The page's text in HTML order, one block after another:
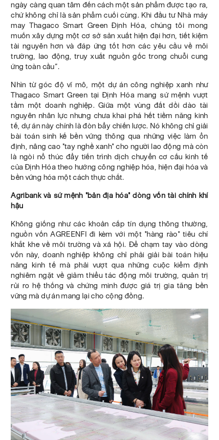
ngày càng quan tâm đến cách một sản phẩm được tạo ra,
chứ không chỉ là sản phẩm cuối cùng. Khi đầu tư Nhà máy
may Thagaco Smart Green Định Hóa, chúng tôi mong
muốn xây dựng một cơ sở sản xuất hiện đại hơn, tiết kiệm
tài nguyên hơn và đáp ứng tốt hơn các yêu cầu về môi
trường, lao động, truy xuất nguồn gốc trong chuỗi cung
ứng toàn cầu”.
Nhìn từ góc độ vĩ mô, một dự án công nghiệp xanh như
Thagaco Smart Green tại Định Hóa mang sứ mệnh vượt
tầm một doanh nghiệp. Giữa một vùng đất dồi dào tài
nguyên nhân lực nhưng chưa khai phá hết tiềm năng kinh
tế, dự án này chính là đòn bẩy chiến lược. Nó không chỉ giải
bài toán sinh kế bền vững thông qua những việc làm ổn
định, nâng cao "tay nghề xanh" cho người lao động mà còn
là ngòi nổ thúc đẩy tiến trình dịch chuyển cơ cấu kinh tế
của Định Hóa theo hướng công nghiệp hóa, hiện đại hóa và
bền vững hóa một cách thực chất.
Agribank và sứ mệnh "bản địa hóa" dòng vốn tài chính khí
hậu
Không giống như các khoản cấp tín dụng thông thường,
nguồn vốn AGREENFI đi kèm với một "hàng rào" tiêu chí
khắt khe về môi trường và xã hội. Để chạm tay vào dòng
vốn này, doanh nghiệp không chỉ phải giải bài toán hiệu
năng kinh tế mà phải vượt qua những cuộc kiểm định
nghiêm ngặt về giảm thiểu tác động môi trường, quản trị
rủi ro hệ thống và chứng minh được giá trị gia tăng bền
vững mà dự án mang lại cho cộng đồng.